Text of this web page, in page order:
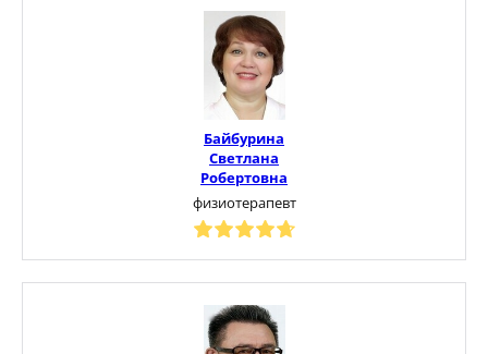
Байбурина
Светлана
Робертовна
физиотерапевт